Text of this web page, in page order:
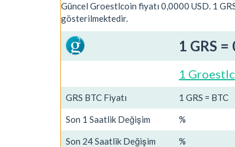
Güncel Groestlcoin fiyatı 0,0000 USD. 1
gösterilmektedir.
1 GRS
1
GRS BTC Fiyatı 1 GRS = BTC
Son 1 Saatlik Değişim %
Son 24 Saatlik Değişim %